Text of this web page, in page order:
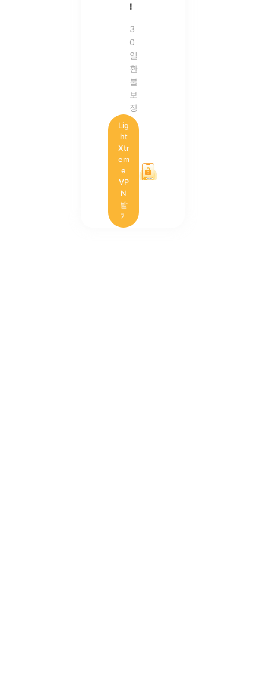
!
3
0
일
환
불
보
장
Lig
ht
Xtr
em
e
VP
N
받
기